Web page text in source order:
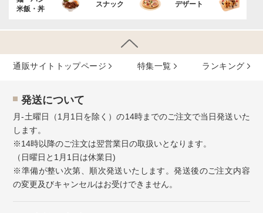
米飯・丼
スナック デザート
通販サイトトップページ 特集⼀覧 ランキング
発送について
月-土曜日（1月1日を除く）の14時までのご注文で当日発送いた
します。
※14時以降のご注文は翌営業日の取扱いとなります。
（日曜日と1月1日は休業日)
※準備が整い次第、順次発送いたします。発送後のご注文内容
の変更及びキャンセルはお受けできません。